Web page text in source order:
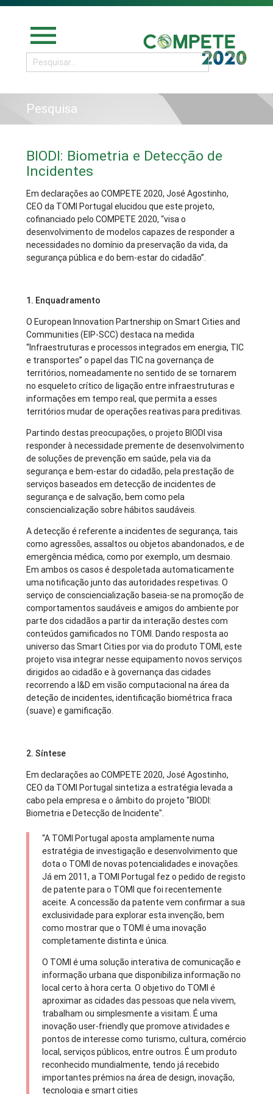
menu
Pesquisa
BIODI: Biometria e Detecção de
Incidentes
Em declarações ao COMPETE 2020, José Agostinho,
CEO da TOMI Portugal elucidou que este projeto,
cofinanciado pelo COMPETE 2020, “visa o
desenvolvimento de modelos capazes de responder a
necessidades no domínio da preservação da vida, da
segurança pública e do bem-estar do cidadão”.
1. Enquadramento
O European Innovation Partnership on Smart Cities and
Communities (EIP-SCC) destaca na medida
“Infraestruturas e processos integrados em energia, TIC
e transportes” o papel das TIC na governança de
territórios, nomeadamente no sentido de se tornarem
no esqueleto crítico de ligação entre infraestruturas e
informações em tempo real, que permita a esses
territórios mudar de operações reativas para preditivas.
Partindo destas preocupações, o projeto BIODI visa
responder à necessidade premente de desenvolvimento
de soluções de prevenção em saúde, pela via da
segurança e bem-estar do cidadão, pela prestação de
serviços baseados em detecção de incidentes de
segurança e de salvação, bem como pela
consciencialização sobre hábitos saudáveis.
A detecção é referente a incidentes de segurança, tais
como agressões, assaltos ou objetos abandonados, e de
emergência médica, como por exemplo, um desmaio.
Em ambos os casos é despoletada automaticamente
uma notificação junto das autoridades respetivas. O
serviço de consciencialização baseia-se na promoção de
comportamentos saudáveis e amigos do ambiente por
parte dos cidadãos a partir da interação destes com
conteúdos gamificados no TOMI. Dando resposta ao
universo das Smart Cities por via do produto TOMI, este
projeto visa integrar nesse equipamento novos serviços
dirigidos ao cidadão e à governança das cidades
recorrendo a I&D em visão computacional na área da
deteção de incidentes, identificação biométrica fraca
(suave) e gamificação.
2. Síntese
Em declarações ao COMPETE 2020, José Agostinho,
CEO da TOMI Portugal sintetiza a estratégia levada a
cabo pela empresa e o âmbito do projeto "BIODI:
Biometria e Detecção de Incidente".
“A TOMI Portugal aposta amplamente numa
estratégia de investigação e desenvolvimento que
dota o TOMI de novas potencialidades e inovações.
Já em 2011, a TOMI Portugal fez o pedido de registo
de patente para o TOMI que foi recentemente
aceite. A concessão da patente vem confirmar a sua
exclusividade para explorar esta invenção, bem
como mostrar que o TOMI é uma inovação
completamente distinta e única.
O TOMI é uma solução interativa de comunicação e
informação urbana que disponibiliza informação no
local certo à hora certa. O objetivo do TOMI é
aproximar as cidades das pessoas que nela vivem,
trabalham ou simplesmente a visitam. É uma
inovação user-friendly que promove atividades e
pontos de interesse como turismo, cultura, comércio
local, serviços públicos, entre outros. É um produto
reconhecido mundialmente, tendo já recebido
importantes prémios na área de design, inovação,
tecnologia e smart cities